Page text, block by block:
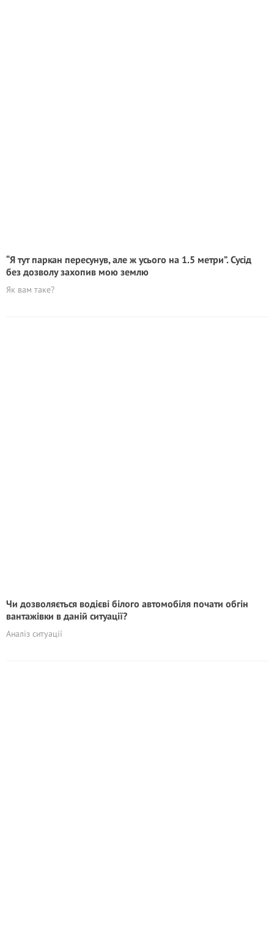
“Я тут паркан пересунув, але ж усього на 1.5 метри”. Сусід
без дозволу захопив мою землю
Як вам таке?
Чи дозволяється водієві білого автомобіля почати обгін
вантажівки в даній ситуації?
Аналіз ситуації